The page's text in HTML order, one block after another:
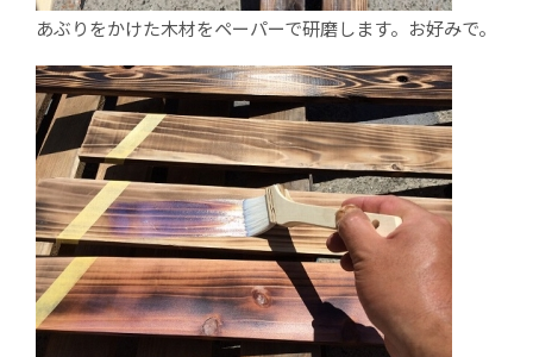
あぶりをかけた木材をペーパーで研磨します。お好みで。